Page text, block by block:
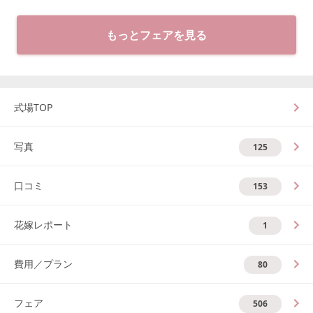
もっとフェアを見る
式場TOP
写真 125
口コミ 153
花嫁レポート 1
費用／プラン 80
フェア 506